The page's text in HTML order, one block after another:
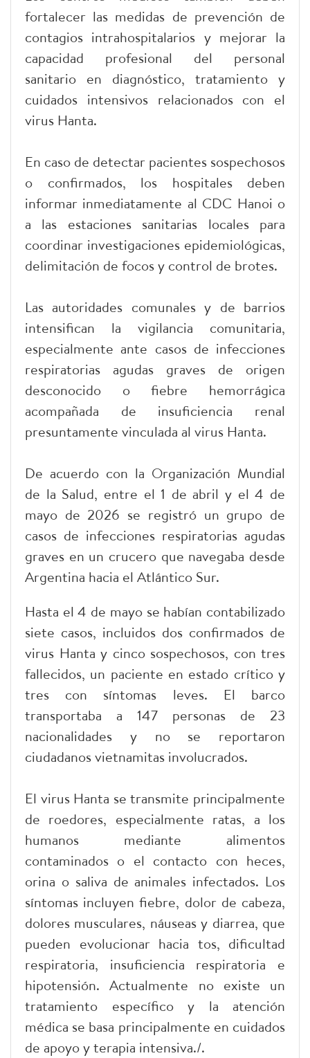
fortalecer las medidas de prevención de
contagios intrahospitalarios y mejorar la
capacidad profesional del personal
sanitario en diagnóstico, tratamiento y
cuidados intensivos relacionados con el
virus Hanta.
En caso de detectar pacientes sospechosos
o confirmados, los hospitales deben
informar inmediatamente al CDC Hanoi o
a las estaciones sanitarias locales para
coordinar investigaciones epidemiológicas,
delimitación de focos y control de brotes.
Las autoridades comunales y de barrios
intensifican la vigilancia comunitaria,
especialmente ante casos de infecciones
respiratorias agudas graves de origen
desconocido o fiebre hemorrágica
acompañada de insuficiencia renal
presuntamente vinculada al virus Hanta.
De acuerdo con la Organización Mundial
de la Salud, entre el 1 de abril y el 4 de
mayo de 2026 se registró un grupo de
casos de infecciones respiratorias agudas
graves en un crucero que navegaba desde
Argentina hacia el Atlántico Sur.
Hasta el 4 de mayo se habían contabilizado
siete casos, incluidos dos confirmados de
virus Hanta y cinco sospechosos, con tres
fallecidos, un paciente en estado crítico y
tres con síntomas leves. El barco
transportaba a 147 personas de 23
nacionalidades y no se reportaron
ciudadanos vietnamitas involucrados.
El virus Hanta se transmite principalmente
de roedores, especialmente ratas, a los
humanos mediante alimentos
contaminados o el contacto con heces,
orina o saliva de animales infectados. Los
síntomas incluyen fiebre, dolor de cabeza,
dolores musculares, náuseas y diarrea, que
pueden evolucionar hacia tos, dificultad
respiratoria, insuficiencia respiratoria e
hipotensión. Actualmente no existe un
tratamiento específico y la atención
médica se basa principalmente en cuidados
de apoyo y terapia intensiva./.